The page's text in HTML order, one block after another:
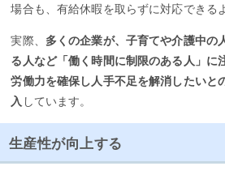
場合も、有給休暇を取らずに対応できる
実際、 多くの企業が、子育てや介護中の
る人など「働く時間に制限のある人」に
労働力を確保し人手不足を解消したいと
入 しています。
生産性が向上する